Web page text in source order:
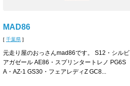
MAD86
[ 千葉県 ]
元走り屋のおっさんmad86です。 S12・シルビ
アガゼール AE86・スプリンタートレノ PG6S
A・AZ-1 GS30・フェアレディZ GC8...